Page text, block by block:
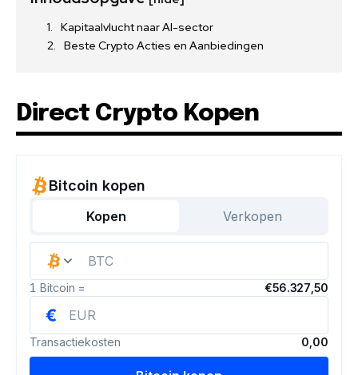
Kapitaalvlucht naar AI-sector
Beste Crypto Acties en Aanbiedingen
Direct Crypto Kopen